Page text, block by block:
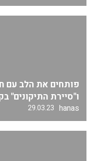
פותחים את הלב עם
ו"סיירת התיקונים"
hanas
29.03.23